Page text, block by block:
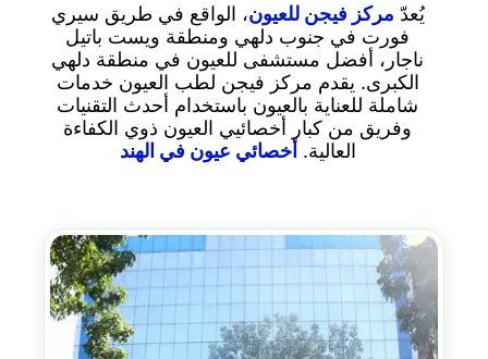
يُعدّ مركز فيجن للعيون، الواقع في طريق سيري
فورت في جنوب دلهي ومنطقة ويست باتيل
ناجار، أفضل مستشفى للعيون في منطقة دلهي
الكبرى. يقدم مركز فيجن لطب العيون خدمات
شاملة للعناية بالعيون باستخدام أحدث التقنيات
وفريق من كبار أخصائيي العيون ذوي الكفاءة
العالية. أخصائي عيون في الهند